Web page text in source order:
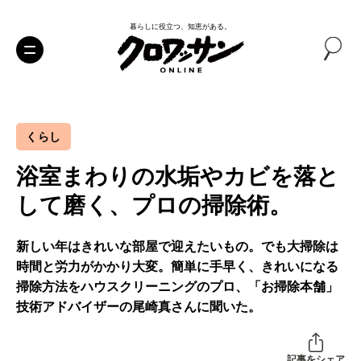
暮らしに役立つ、知恵がある。
くらし
浴室まわりの水垢やカビを落と
して磨く、プロの掃除術。
新しい年はきれいな部屋で迎えたいもの。でも大掃除は
時間と労力がかかり大変。簡単に手早く、きれいになる
掃除方法をハウスクリーニングのプロ、「お掃除本舗」
技術アドバイザーの尾崎真さんに聞いた。